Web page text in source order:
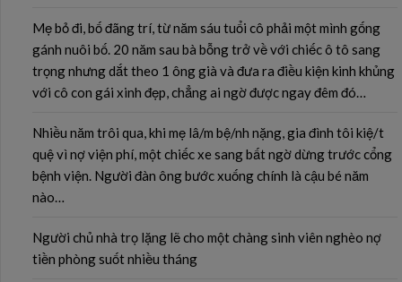
Mẹ bỏ đi, bố đãng trí, từ năm sáu tuổi cô phải một mình gống
gánh nuôi bố. 20 năm sau bà bỗng trở về với chiếc ô tô sang
trọng nhưng dắt theo 1 ông già và đưa ra điều kiện kinh khủng
với cô con gái xinh đẹp, chẳng ai ngờ được ngay đêm đó…
Nhiều năm trôi qua, khi mẹ lâ/m bệ/nh nặng, gia đình tôi kiệ/t
quệ vì nợ viện phí, một chiếc xe sang bất ngờ dừng trước cổng
bệnh viện. Người đàn ông bước xuống chính là cậu bé năm
nào…
Người chủ nhà trọ lặng lẽ cho một chàng sinh viên nghèo nợ
tiền phòng suốt nhiều tháng